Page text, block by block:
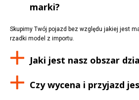
marki?
Skupimy Twój pojazd bez względu jakiej jest
rzadki model z importu.
Jaki jest nasz obszar
Czy wycena i przyjazd